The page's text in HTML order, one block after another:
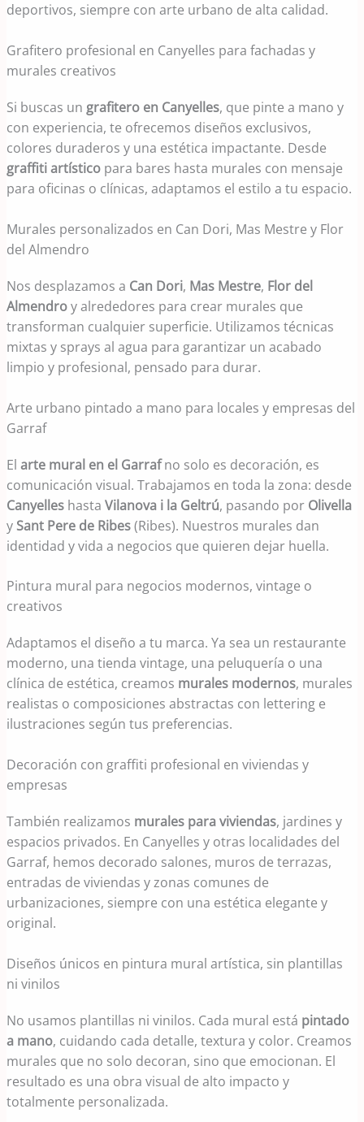
deportivos, siempre con arte urbano de alta calidad.
Grafitero profesional en Canyelles para fachadas y
murales creativos
Si buscas un grafitero en Canyelles, que pinte a mano y
con experiencia, te ofrecemos diseños exclusivos,
colores duraderos y una estética impactante. Desde
graffiti artístico para bares hasta murales con mensaje
para oficinas o clínicas, adaptamos el estilo a tu espacio.
Murales personalizados en Can Dori, Mas Mestre y Flor
del Almendro
Nos desplazamos a Can Dori, Mas Mestre, Flor del
Almendroy alrededores para crear murales que
transforman cualquier superficie. Utilizamos técnicas
mixtas y sprays al agua para garantizar un acabado
limpio y profesional, pensado para durar.
Arte urbano pintado a mano para locales y empresas del
Garraf
Elarte mural en el Garrafno solo es decoración, es
comunicación visual. Trabajamos en toda la zona: desde
Canyelles hastaVilanova i la Geltrú, pasando por Olivella
y Sant Pere de Ribes(Ribes). Nuestros murales dan
identidad y vida a negocios que quieren dejar huella.
Pintura mural para negocios modernos, vintage o
creativos
Adaptamos el diseño a tu marca. Ya sea un restaurante
moderno, una tienda vintage, una peluquería o una
clínica de estética, creamos murales modernos, murales
realistas o composiciones abstractas con lettering e
ilustraciones según tus preferencias.
Decoración con graffiti profesional en viviendas y
empresas
También realizamos murales para viviendas, jardines y
espacios privados. En Canyelles y otras localidades del
Garraf, hemos decorado salones, muros de terrazas,
entradas de viviendas y zonas comunes de
urbanizaciones, siempre con una estética elegante y
original.
Diseños únicos en pintura mural artística, sin plantillas
ni vinilos
No usamos plantillas ni vinilos. Cada mural está pintado
a mano, cuidando cada detalle, textura y color. Creamos
murales que no solo decoran, sino que emocionan. El
resultado es una obra visual de alto impacto y
totalmente personalizada.